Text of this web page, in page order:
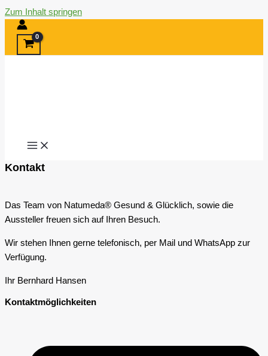
Zum Inhalt springen
Kontakt
Das Team von Natumeda® Gesund & Glücklich, sowie die
Aussteller freuen sich auf Ihren Besuch.
Wir stehen Ihnen gerne telefonisch, per Mail und WhatsApp zur
Verfügung.
Ihr Bernhard Hansen
Kontaktmöglichkeiten